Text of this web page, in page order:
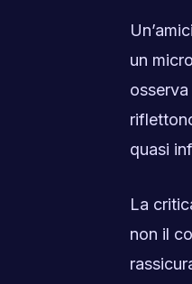
un
quasi
La
non il